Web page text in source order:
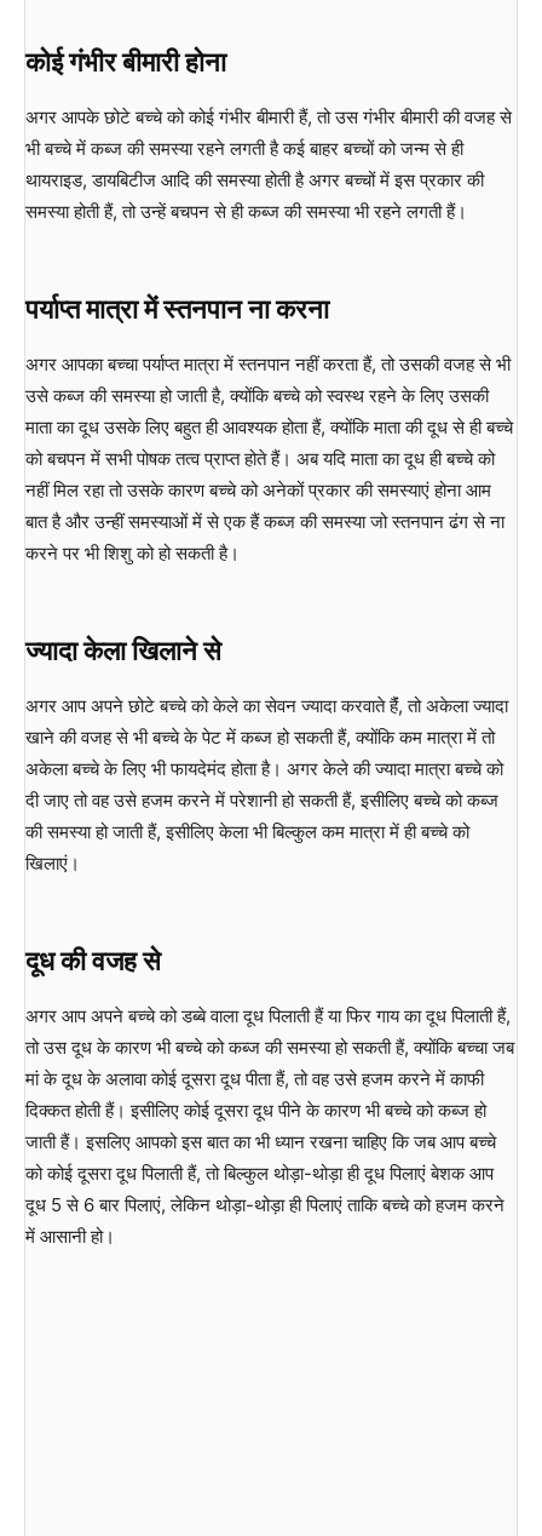
कोई गंभीर बीमारी होना
अगर आपके छोटे बच्चे को कोई गंभीर बीमारी हैं, तो उस गंभीर बीमारी की वजह से
भी बच्चे में कब्ज की समस्या रहने लगती है कई बाहर बच्चों को जन्म से ही
थायराइड, डायबिटीज आदि की समस्या होती है अगर बच्चों में इस प्रकार की
समस्या होती हैं, तो उन्हें बचपन से ही कब्ज की समस्या भी रहने लगती हैं।
पर्याप्त मात्रा में स्तनपान ना करना
अगर आपका बच्चा पर्याप्त मात्रा में स्तनपान नहीं करता हैं, तो उसकी वजह से भी
उसे कब्ज की समस्या हो जाती है, क्योंकि बच्चे को स्वस्थ रहने के लिए उसकी
माता का दूध उसके लिए बहुत ही आवश्यक होता हैं, क्योंकि माता की दूध से ही बच्चे
को बचपन में सभी पोषक तत्व प्राप्त होते हैं। अब यदि माता का दूध ही बच्चे को
नहीं मिल रहा तो उसके कारण बच्चे को अनेकों प्रकार की समस्याएं होना आम
बात है और उन्हीं समस्याओं में से एक हैं कब्ज की समस्या जो स्तनपान ढंग से ना
करने पर भी शिशु को हो सकती है।
ज्यादा केला खिलाने से
अगर आप अपने छोटे बच्चे को केले का सेवन ज्यादा करवाते हैंं, तो अकेला ज्यादा
खाने की वजह से भी बच्चे के पेट में कब्ज हो सकती हैं, क्योंकि कम मात्रा में तो
अकेला बच्चे के लिए भी फायदेमंद होता है। अगर केले की ज्यादा मात्रा बच्चे को
दी जाए तो वह उसे हजम करने में परेशानी हो सकती हैं, इसीलिए बच्चे को कब्ज
की समस्या हो जाती हैं, इसीलिए केला भी बिल्कुल कम मात्रा में ही बच्चे को
खिलाएं।
दूध की वजह से
अगर आप अपने बच्चे को डब्बे वाला दूध पिलाती हैं या फिर गाय का दूध पिलाती हैं,
तो उस दूध के कारण भी बच्चे को कब्ज की समस्या हो सकती हैं, क्योंकि बच्चा जब
मां के दूध के अलावा कोई दूसरा दूध पीता हैं, तो वह उसे हजम करने में काफी
दिक्कत होती हैं। इसीलिए कोई दूसरा दूध पीने के कारण भी बच्चे को कब्ज हो
जाती हैं। इसलिए आपको इस बात का भी ध्यान रखना चाहिए कि जब आप बच्चे
को कोई दूसरा दूध पिलाती हैं, तो बिल्कुल थोड़ा-थोड़ा ही दूध पिलाएं बेशक आप
दूध 5 से 6 बार पिलाएं, लेकिन थोड़ा-थोड़ा ही पिलाएं ताकि बच्चे को हजम करने
में आसानी हो।